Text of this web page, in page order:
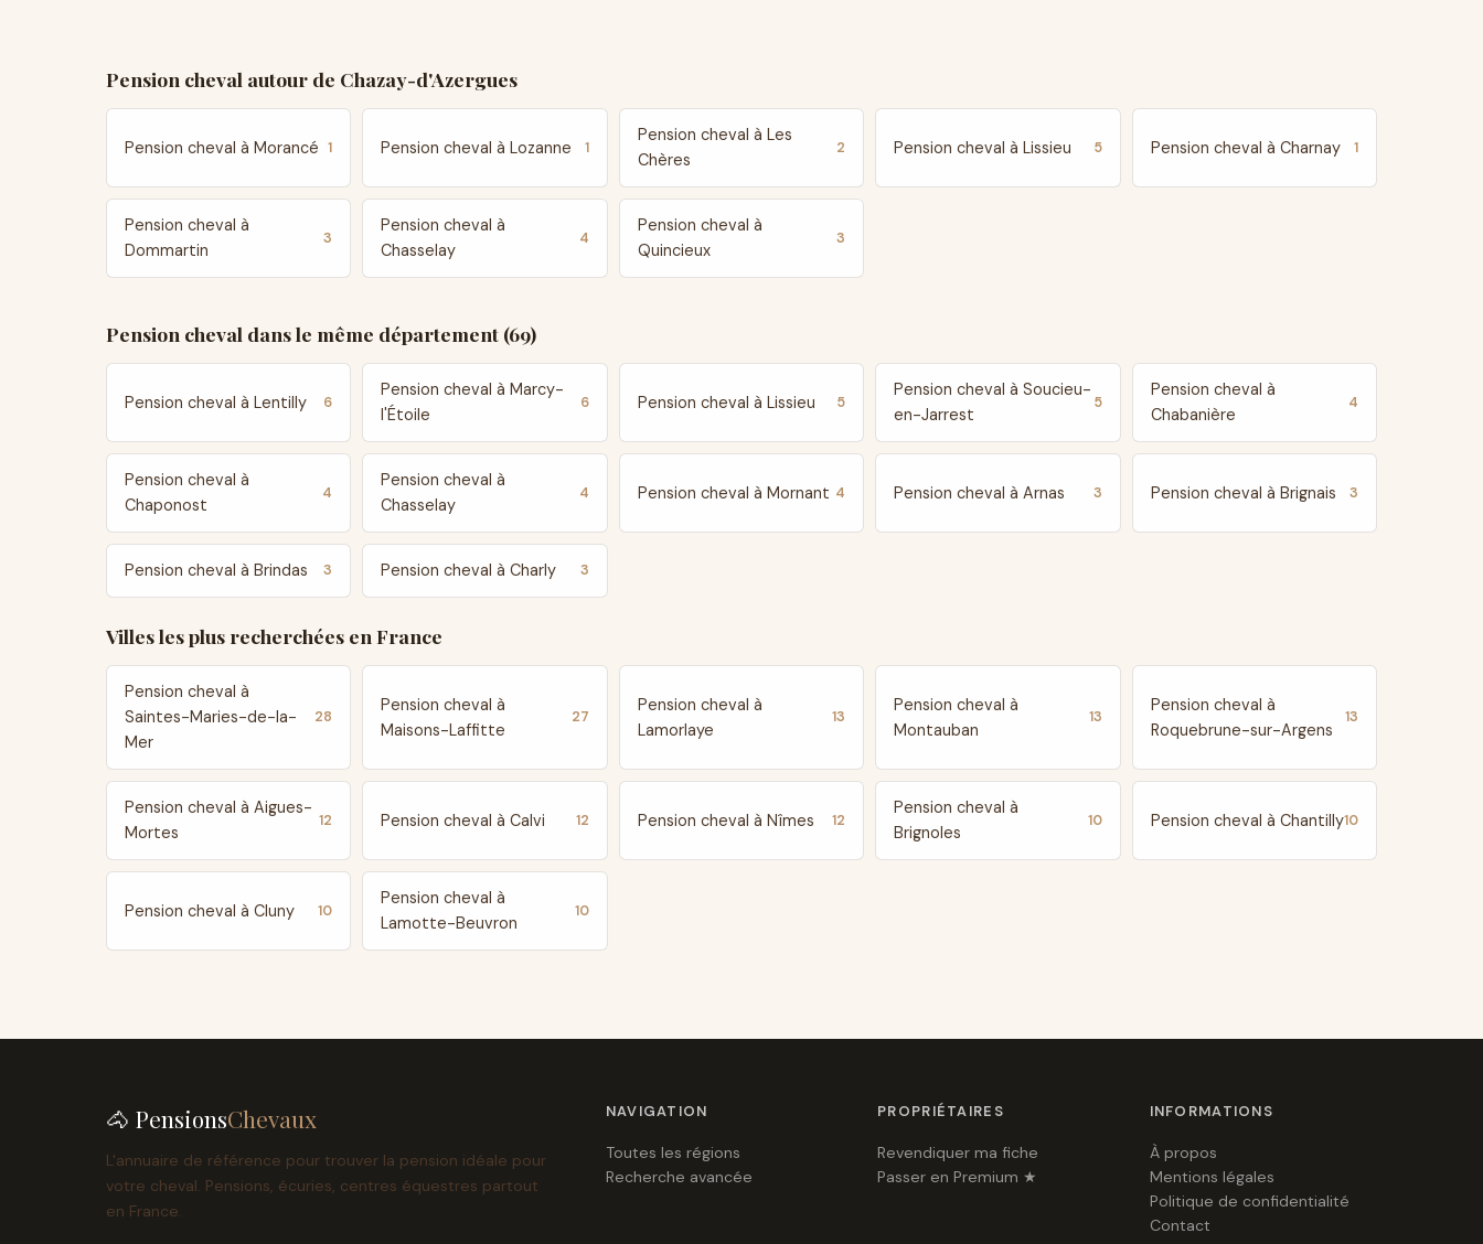
Pension cheval autour de Chazay-d'Azergues
Pension cheval à Morancé 1 Pension cheval à Lozanne 1
Pension cheval à Les
Chères
2 Pension cheval à Lissieu 5 Pension cheval à Charnay 1
Pension cheval à
Dommartin
3
Pension cheval à
Chasselay
4
Pension cheval à
Quincieux
3
Pension cheval dans le même département (69)
Pension cheval à Lentilly 6
Pension cheval à Marcy-
l'Étoile
6 Pension cheval à Lissieu 5
Pension cheval à Soucieu-
en-Jarrest
5
Pension cheval à
Chabanière
4
Pension cheval à
Chaponost
4
Pension cheval à
Chasselay
4 Pension cheval à Mornant 4 Pension cheval à Arnas 3 Pension cheval à Brignais 3
Pension cheval à Brindas 3 Pension cheval à Charly 3
Villes les plus recherchées en France
Pension cheval à
Saintes-Maries-de-la-
Mer
28
Pension cheval à
Maisons-Laffitte
27
Pension cheval à
Lamorlaye
13
Pension cheval à
Montauban
13
Pension cheval à
Roquebrune-sur-Argens
13
Pension cheval à Aigues-
Mortes
12 Pension cheval à Calvi 12 Pension cheval à Nîmes 12
Pension cheval à
Brignoles
10 Pension cheval à Chantilly10
Pension cheval à Cluny 10
Pension cheval à
Lamotte-Beuvron
10
🐴 PensionsChevaux
L'annuaire de référence pour trouver la pension idéale pour
votre cheval. Pensions, écuries, centres équestres partout
en France.
NAVIGATION
Toutes les régions
Recherche avancée
PROPRIÉTAIRES
Revendiquer ma fiche
Passer en Premium ★
INFORMATIONS
À propos
Mentions légales
Politique de confidentialité
Contact